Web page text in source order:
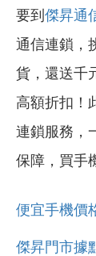
要到 傑昇通
通信連鎖，
貨，還送千
高額折扣！
連鎖服務，
保障，買手
便宜手機價
傑昇門市據